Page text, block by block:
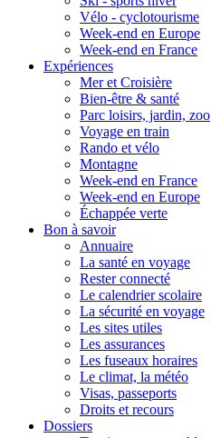
Vélo - cyclotourisme
Week-end en Europe
Week-end en France
Expériences
Mer et Croisière
Bien-être & santé
Parc loisirs, jardin, zoo
Voyage en train
Rando et vélo
Montagne
Week-end en France
Week-end en Europe
Échappée verte
Bon à savoir
Annuaire
La santé en voyage
Rester connecté
Le calendrier scolaire
La sécurité en voyage
Les sites utiles
Les assurances
Les fuseaux horaires
Le climat, la météo
Visas, passeports
Droits et recours
Dossiers